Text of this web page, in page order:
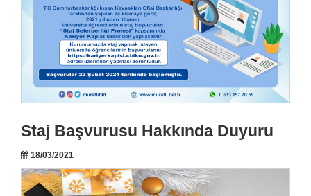
Staj Başvurusu Hakkında Duyuru
18/03/2021